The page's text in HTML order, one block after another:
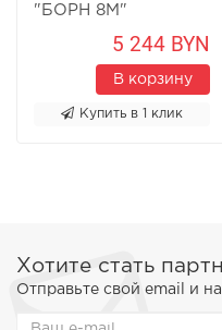
"БОРН 8М"
5 244 BYN
В корзину
Купить в 1 клик
Хотите стать
Отправьте свой email и